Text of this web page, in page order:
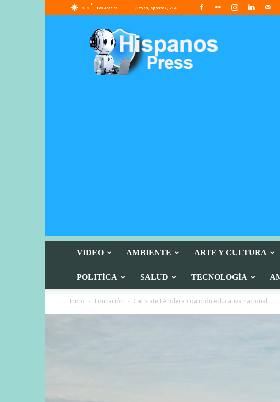
85.8
F
Los Angeles jueves, agosto 6, 2026
Press
VIDEO AMBIENTE ARTE Y CULTURA
POLITÍCA SALUD TECNOLOGÍA
Inicio Educación Cal State LA lidera coalición educativa nacional